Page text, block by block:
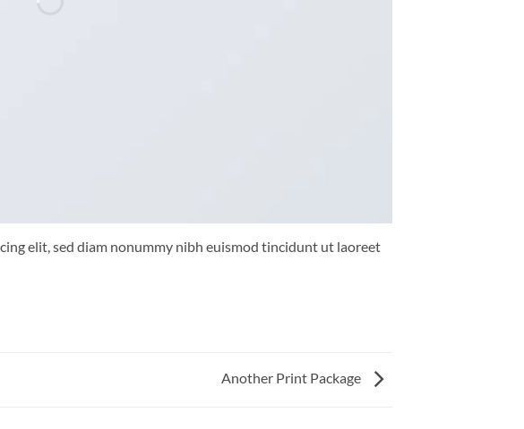
elit, sed diam nonummy nibh euismod tincidunt ut laoreet
Another Print Package